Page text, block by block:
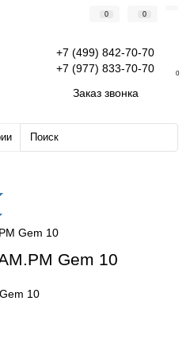
0 0
+7 (499) 842-70-70
+7 (977) 833-70-70
Заказ звонка
0
Gem 10
Gem 10